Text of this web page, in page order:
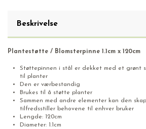
Beskrivelse
Plantestøtte / Blomsterpinne 1.1cm x 120cm
Støttepinnen i stål er dekket med et grønt
til planter
Den er værbestandig
Brukes til å støtte planter
Sammen med andre elementer kan den
tilfredsstiller behovene til enhver bruker
Lengde: 120cm
Diameter: 1.1cm